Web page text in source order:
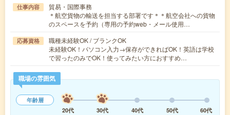
仕事内容
貿易・国際事務
＊航空貨物の輸送を担当する部署です＊＊航空会社への貨物
のスペースを予約（専用の予約web・メール使用…
応募資格
職種未経験OK / ブランクOK
未経験OK！パソコン入力→保存ができればOK！英語は学校
で習ったのみでOK！使ってみたい方におすすめ…
職場の雰囲気
年齢層
20代
30代 40代 50代
60代